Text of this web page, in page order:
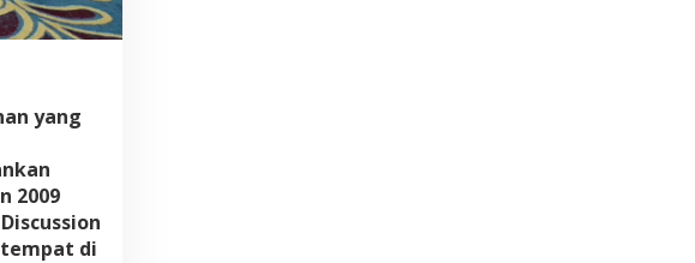
yang
2009
di